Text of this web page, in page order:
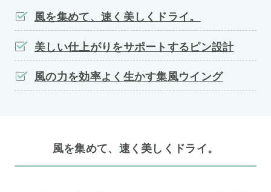
風を集めて、速く美しくドライ。
美しい仕上がりをサポートするピン設計
風の力を効率よく生かす集風ウイング
風を集めて、速く美しくドライ。